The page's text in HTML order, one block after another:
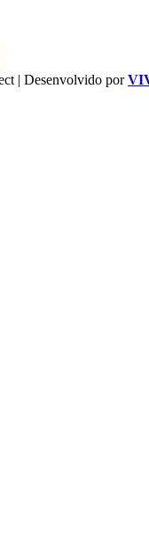
| Desenvolvido por